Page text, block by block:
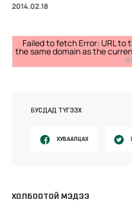
2014.02.18
Failed to fetch Error: URL to
the same domain as the
БУСДАД ТҮГЭЭХ
ХУВААЛЦАХ
ХОЛБООТОЙ МЭДЭЭ